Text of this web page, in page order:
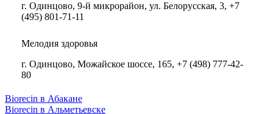
г. Одинцово, 9-й микрорайон, ул. Белорусская, 3, +7
(495) 801-71-11
Мелодия здоровья
г. Одинцово, Можайское шоссе, 165, +7 (498) 777-42-
80
Biorecin в Абакане
Biorecin в Альметьевске